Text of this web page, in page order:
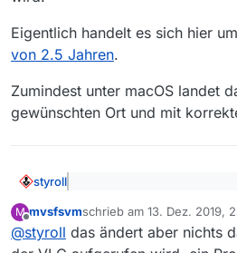
Eigentlich handelt es sich hier um
von 2.5 Jahren.
Zumindest unter macOS landet
gewünschten Ort und mit
styroll
nacxh das VLC nicht direkt
Das Problem liegt vielmehr
aufgerufen wird, da die URL
M
Offline
mvsfsvmschrieb am 13. Dez. 2019,
zuletzt editiert von
@styroll das ändert aber nichts